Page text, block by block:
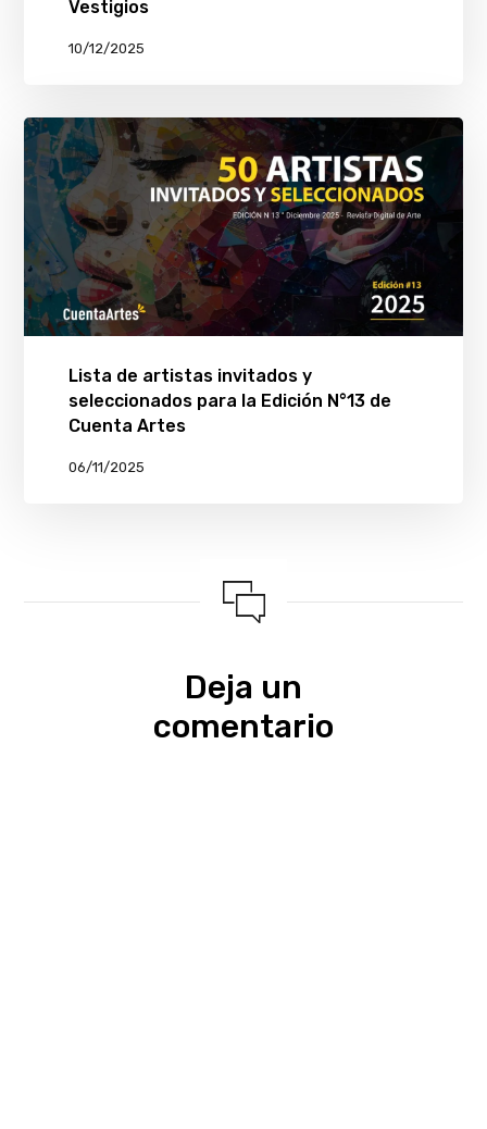
Vestigios
10/12/2025
Lista de artistas invitados y
seleccionados para la Edición N°13 de
Cuenta Artes
06/11/2025
Deja un
comentario